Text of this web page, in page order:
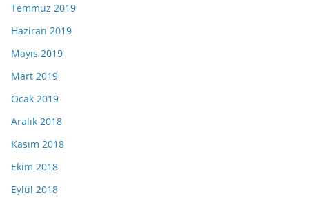
Temmuz 2019
Haziran 2019
Mayıs 2019
Mart 2019
Ocak 2019
Aralık 2018
Kasım 2018
Ekim 2018
Eylül 2018